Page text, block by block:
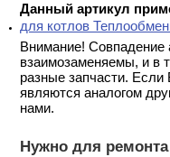
Данный артикул
для котлов
Внимание! Совпадение
взаимозаменяемы, и в
разные запчасти.
являются аналогом
нами.
Нужно для ремонта